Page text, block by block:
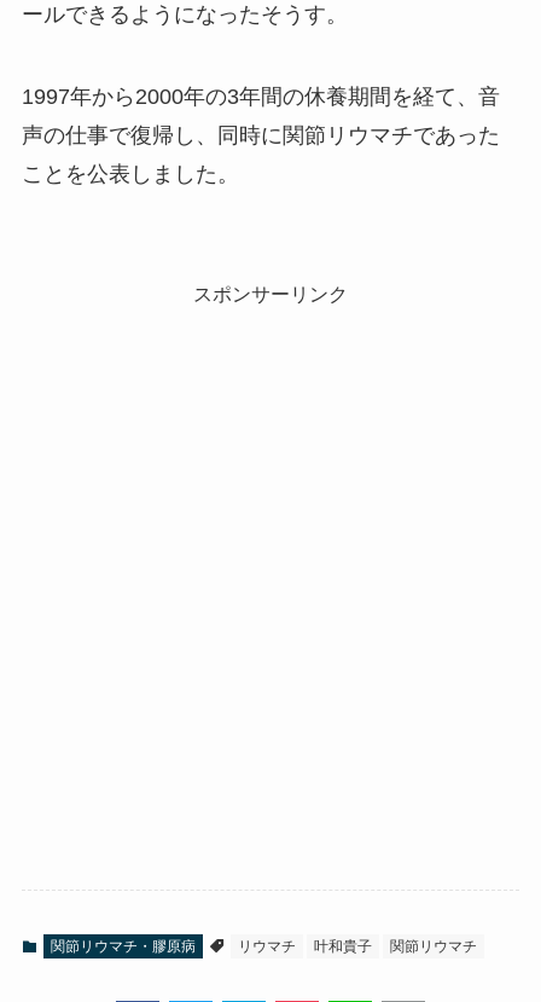
ールできるようになったそうす。
1997年から2000年の3年間の休養期間を経て、音
声の仕事で復帰し、同時に関節リウマチであった
ことを公表しました。
スポンサーリンク
関節リウマチ・膠原病 リウマチ 叶和貴子 関節リウマチ